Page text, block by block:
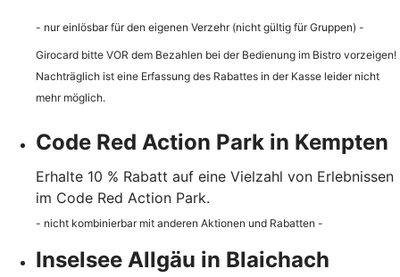
- nur einlösbar für den eigenen Verzehr (nicht gültig für Gruppen) -
Girocard bitte VOR dem Bezahlen bei der Bedienung im Bistro vorzeigen!
Nachträglich ist eine Erfassung des Rabattes in der Kasse leider nicht
mehr möglich.
Code Red Action Park in Kempten
Erhalte 10 % Rabatt auf eine Vielzahl von Erlebnissen
im Code Red Action Park.
- nicht kombinierbar mit anderen Aktionen und Rabatten -
Inselsee Allgäu in Blaichach